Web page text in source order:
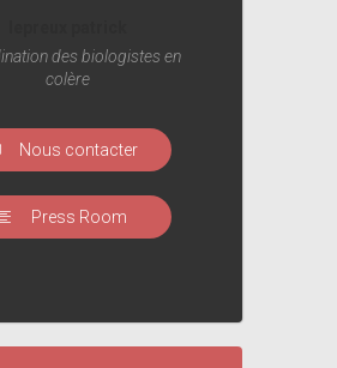
des biologistes en
colère
Nous contacter
Press Room